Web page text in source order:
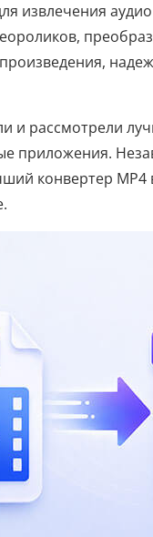
извлечения
и рассмотрели
приложения.
конвертер